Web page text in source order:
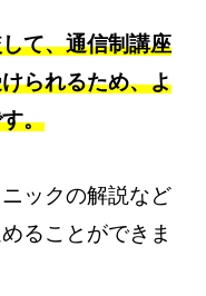
て、通信制講座
られるため、よ
。
ックの解説など
ることができま